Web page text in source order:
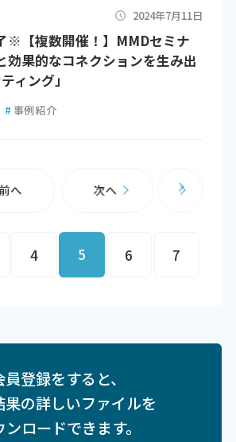
2024年7月11日
※【複数開催！】MMDセミナ
効果的なコネクションを生み出
ィング」
# 事例紹介
前へ
4 5 6 7
次へ
員登録をすると、
果の詳しいファイルを
ンロードできます。